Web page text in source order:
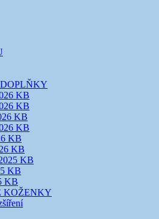
KB
KB
KB
KB
KB
KB
KB
KB
KB
KOŽENKY